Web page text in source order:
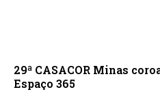
29ª CASACOR Minas
Espaço 365